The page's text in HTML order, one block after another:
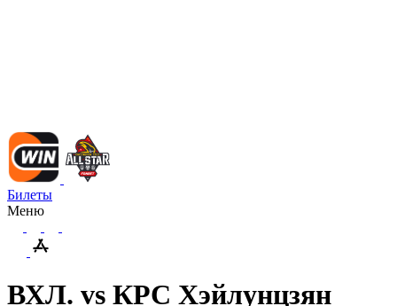
Билеты
Меню
ВХЛ. vs КРС Хэйлунцзян